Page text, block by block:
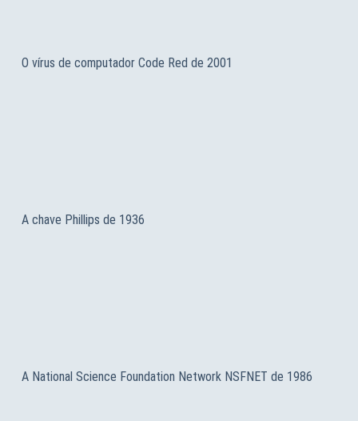
O vírus de computador Code Red de 2001
A chave Phillips de 1936
A National Science Foundation Network NSFNET de 1986